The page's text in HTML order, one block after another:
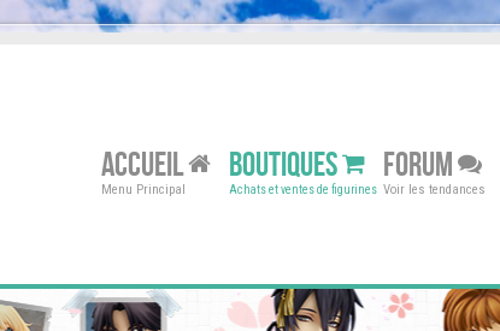
ACCUEIL
Menu Principal
BOUTIQUES
Achats et ventes de figurines
FORUM
Voir les tendances